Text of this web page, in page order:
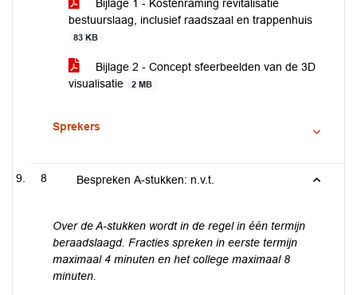
Bijlage 1 - Kostenraming revitalisatie
bestuurslaag, inclusief raadszaal en trappenhuis
83 KB
Bijlage 2 - Concept sfeerbeelden van de 3D
visualisatie
2 MB
Sprekers
8 Bespreken A-stukken: n.v.t.
Over de A-stukken wordt in de regel in één termijn
beraadslaagd. Fracties spreken in eerste termijn
maximaal 4 minuten en het college maximaal 8
minuten.